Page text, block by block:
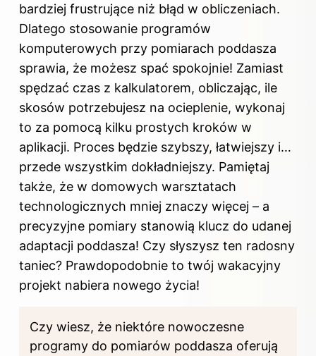
bardziej frustrujące niż błąd w obliczeniach.
Dlatego stosowanie programów
komputerowych przy pomiarach poddasza
sprawia, że możesz spać spokojnie! Zamiast
spędzać czas z kalkulatorem, obliczając, ile
skosów potrzebujesz na ocieplenie, wykonaj
to za pomocą kilku prostych kroków w
aplikacji. Proces będzie szybszy, łatwiejszy i…
przede wszystkim dokładniejszy. Pamiętaj
także, że w domowych warsztatach
technologicznych mniej znaczy więcej – a
precyzyjne pomiary stanowią klucz do udanej
adaptacji poddasza! Czy słyszysz ten radosny
taniec? Prawdopodobnie to twój wakacyjny
projekt nabiera nowego życia!
Czy wiesz, że niektóre nowoczesne
programy do pomiarów poddasza oferują